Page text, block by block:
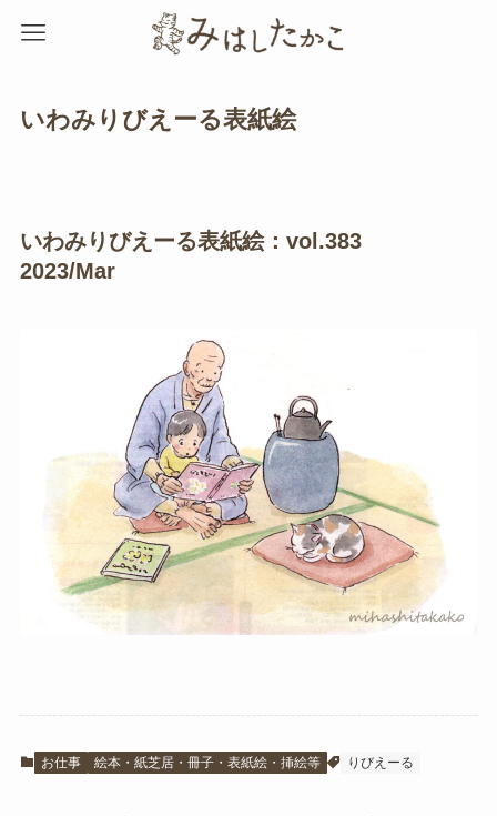
いわみりびえーる表紙絵
いわみりびえーる表紙絵：vol.383
2023/Mar
お仕事 絵本・紙芝居・冊子・表紙絵・挿絵等 りびえーる